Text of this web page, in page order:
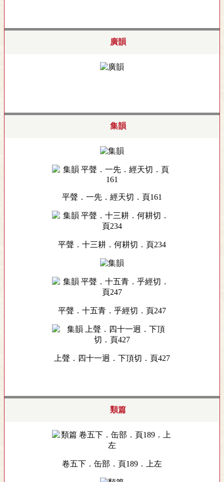
廣韻
集韻
平聲．一先．經天切．頁161
平聲．十三耕．何耕切．頁234
平聲．十五青．乎經切．頁247
上聲．四十一迥．下頂切．頁427
類篇
卷五下．缶部．頁189．上左